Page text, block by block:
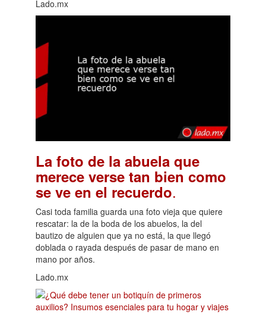
Lado.mx
La foto de la abuela que
merece verse tan bien como
se ve en el recuerdo.
Casi toda familia guarda una foto vieja que quiere
rescatar: la de la boda de los abuelos, la del
bautizo de alguien que ya no está, la que llegó
doblada o rayada después de pasar de mano en
mano por años.
Lado.mx